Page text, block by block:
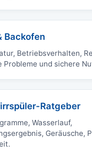
Backofen
Betriebsverhalten,
Probleme und sichere
Ratgeber
Wasserlauf,
Geräusche,